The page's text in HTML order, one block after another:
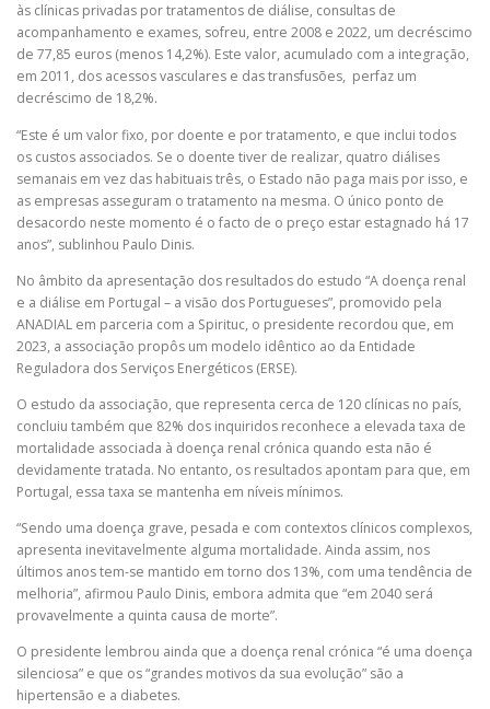
às clínicas privadas por tratamentos de diálise, consultas de
acompanhamento e exames, sofreu, entre 2008 e 2022, um decréscimo
de 77,85 euros (menos 14,2%). Este valor, acumulado com a integração,
em 2011, dos acessos vasculares e das transfusões, perfaz um
decréscimo de 18,2%.
“Este é um valor fixo, por doente e por tratamento, e que inclui todos
os custos associados. Se o doente tiver de realizar, quatro diálises
semanais em vez das habituais três, o Estado não paga mais por isso, e
as empresas asseguram o tratamento na mesma. O único ponto de
desacordo neste momento é o facto de o preço estar estagnado há 17
anos”, sublinhou Paulo Dinis.
No âmbito da apresentação dos resultados do estudo “A doença renal
e a diálise em Portugal – a visão dos Portugueses”, promovido pela
ANADIAL em parceria com a Spirituc, o presidente recordou que, em
2023, a associação propôs um modelo idêntico ao da Entidade
Reguladora dos Serviços Energéticos (ERSE).
O estudo da associação, que representa cerca de 120 clínicas no país,
concluiu também que 82% dos inquiridos reconhece a elevada taxa de
mortalidade associada à doença renal crónica quando esta não é
devidamente tratada. No entanto, os resultados apontam para que, em
Portugal, essa taxa se mantenha em níveis mínimos.
“Sendo uma doença grave, pesada e com contextos clínicos complexos,
apresenta inevitavelmente alguma mortalidade. Ainda assim, nos
últimos anos tem-se mantido em torno dos 13%, com uma tendência de
melhoria”, afirmou Paulo Dinis, embora admita que “em 2040 será
provavelmente a quinta causa de morte”.
O presidente lembrou ainda que a doença renal crónica “é uma doença
silenciosa” e que os “grandes motivos da sua evolução” são a
hipertensão e a diabetes.